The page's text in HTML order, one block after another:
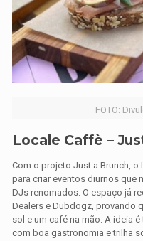
FOTO:
Locale Caffè –
Com o projeto Just a Brunch, o
para criar eventos diurnos que
DJs renomados. O espaço já
Dealers e Dubdogz, provando
sol e um café na mão. A ideia
com boa gastronomia e trilha